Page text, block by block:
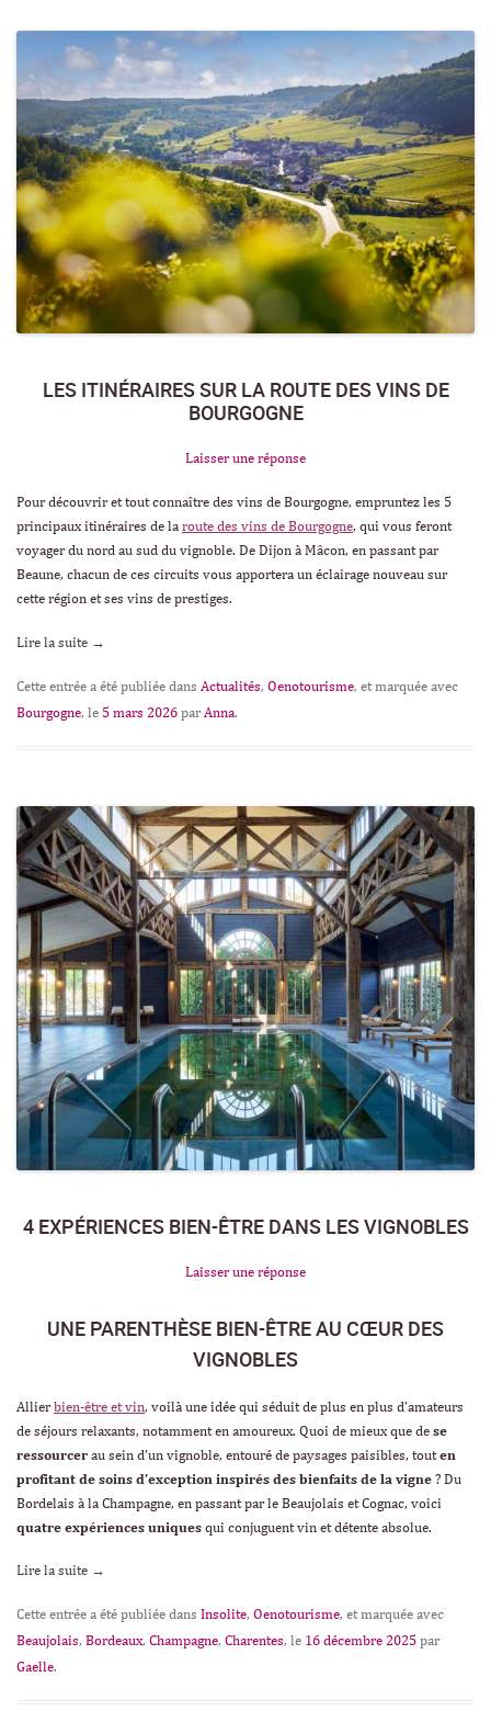
LES ITINÉRAIRES SUR LA ROUTE DES VINS DE
BOURGOGNE
Laisser une réponse
Pour découvrir et tout connaître des vins de Bourgogne, empruntez les 5
principaux itinéraires de la route des vins de Bourgogne, qui vous feront
voyager du nord au sud du vignoble. De Dijon à Mâcon, en passant par
Beaune, chacun de ces circuits vous apportera un éclairage nouveau sur
cette région et ses vins de prestiges.
Lire la suite →
Cette entrée a été publiée dans Actualités, Oenotourisme, et marquée avec
Bourgogne, le 5 mars 2026 par Anna.
4 EXPÉRIENCES BIEN-ÊTRE DANS LES VIGNOBLES
Laisser une réponse
UNE PARENTHÈSE BIEN-ÊTRE AU CŒUR DES
VIGNOBLES
Allierbien-être et vin, voilà une idée qui séduit de plus en plus d’amateurs
de séjours relaxants, notamment en amoureux. Quoi de mieux que de se
ressourcer au sein d’un vignoble, entouré de paysages paisibles, touten
profitant de soins d’exception inspirés des bienfaits de la vigne ? Du
Bordelais à la Champagne, en passant par le Beaujolais et Cognac, voici
quatre expériences uniques qui conjuguent vin et détente absolue.
Lire la suite →
Cette entrée a été publiée dans Insolite, Oenotourisme, et marquée avec
Beaujolais, Bordeaux, Champagne, Charentes, le 16 décembre 2025 par
Gaelle.